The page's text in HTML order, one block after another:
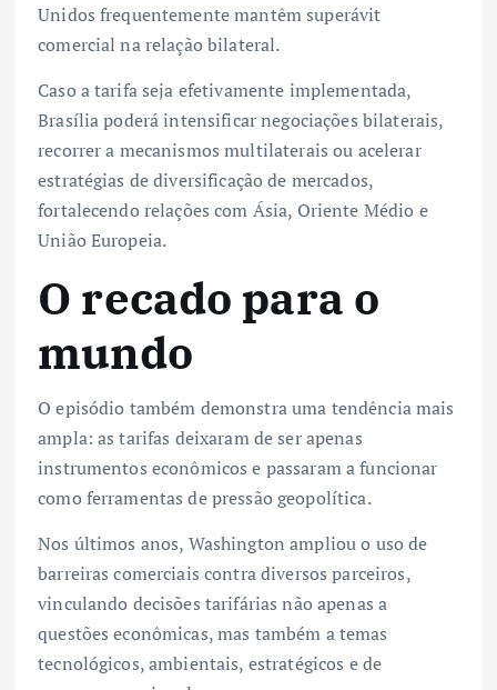
Unidos frequentemente mantêm superávit
comercial na relação bilateral.
Caso a tarifa seja efetivamente implementada,
Brasília poderá intensificar negociações bilaterais,
recorrer a mecanismos multilaterais ou acelerar
estratégias de diversificação de mercados,
fortalecendo relações com Ásia, Oriente Médio e
União Europeia.
O recado para o
mundo
O episódio também demonstra uma tendência mais
ampla: as tarifas deixaram de ser apenas
instrumentos econômicos e passaram a funcionar
como ferramentas de pressão geopolítica.
Nos últimos anos, Washington ampliou o uso de
barreiras comerciais contra diversos parceiros,
vinculando decisões tarifárias não apenas a
questões econômicas, mas também a temas
tecnológicos, ambientais, estratégicos e de